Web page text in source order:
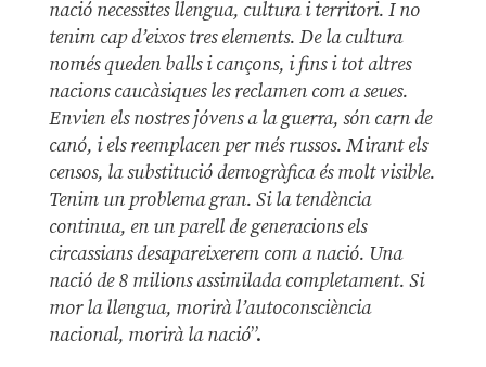
nació necessites llengua, cultura i territori. I no
tenim cap d’eixos tres elements. De la cultura
només queden balls i cançons, i fins i tot altres
nacions caucàsiques les reclamen com a seues.
Envien els nostres jóvens a la guerra, són carn de
canó, i els reemplacen per més russos. Mirant els
censos, la substitució demogràfica és molt visible.
Tenim un problema gran. Si la tendència
continua, en un parell de generacions els
circassians desapareixerem com a nació. Una
nació de 8 milions assimilada completament. Si
mor la llengua, morirà l’autoconsciència
nacional, morirà la nació”.